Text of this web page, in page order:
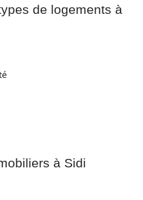
de logements à
à Sidi